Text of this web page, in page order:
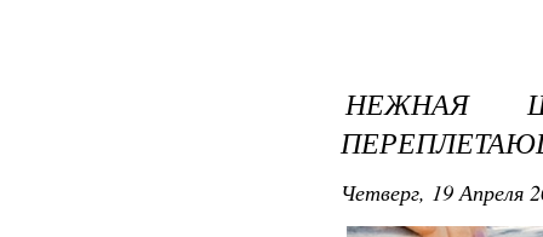
НЕЖНАЯ
Четверг, 19 Апреля